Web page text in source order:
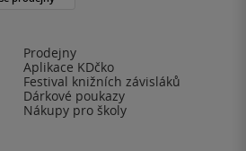
Prodejny
Aplikace KDčko
Festival knižních závisláků
Dárkové poukazy
Nákupy pro školy